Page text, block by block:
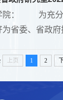
年度西安
报....
院： 为充分
为省委、省政
理办法（试行
上页 1 2